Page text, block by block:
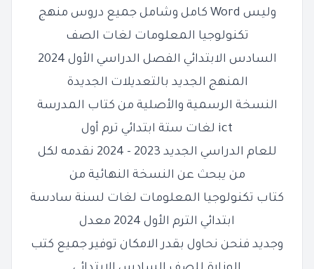
وليس Word كامل وشامل جميع دروس منهج
تكنولوجيا المعلومات لغات الصف
السادس الابتدائي
الفصل الدراسي الأول 2024
المنهج الجديد بالتعديلات الجديدة
النسخة الرسمية والأصلية من كتاب المدرسة
ict لغات ستة ابتدائي ترم أول
للعام الدراسي الجديد 2023 - 2024 نقدمه لكل
من يبحث عن النسخة النهائية من
كتاب تكنولوجيا المعلومات لغات لسنة سادسة
ابتدائي الترم الأول 2024 معدل
وجديد فنحن نحاول بقدر الامكان توفير جميع كتب